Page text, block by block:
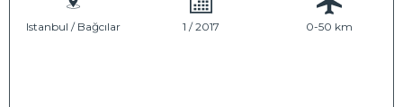
Istanbul / Bağcılar 1 / 2017 0-50 km